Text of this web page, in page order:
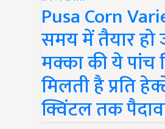
Pusa Corn
समय में तैयार हो
मक्का की ये पांच
मिलती है प्रति
क्विंटल तक